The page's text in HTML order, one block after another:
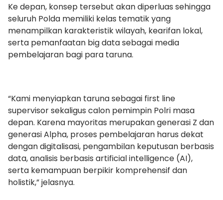
Ke depan, konsep tersebut akan diperluas sehingga
seluruh Polda memiliki kelas tematik yang
menampilkan karakteristik wilayah, kearifan lokal,
serta pemanfaatan big data sebagai media
pembelajaran bagi para taruna.
“Kami menyiapkan taruna sebagai first line
supervisor sekaligus calon pemimpin Polri masa
depan. Karena mayoritas merupakan generasi Z dan
generasi Alpha, proses pembelajaran harus dekat
dengan digitalisasi, pengambilan keputusan berbasis
data, analisis berbasis artificial intelligence (AI),
serta kemampuan berpikir komprehensif dan
holistik,” jelasnya.